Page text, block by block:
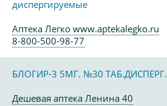
диспергируемые
Аптека Легко www.aptekalegko.ru
8-800-500-98-77
БЛОГИР-3 5МГ. №30 ТАБ.ДИСПЕРГ.
Дешевая аптека Ленина 40